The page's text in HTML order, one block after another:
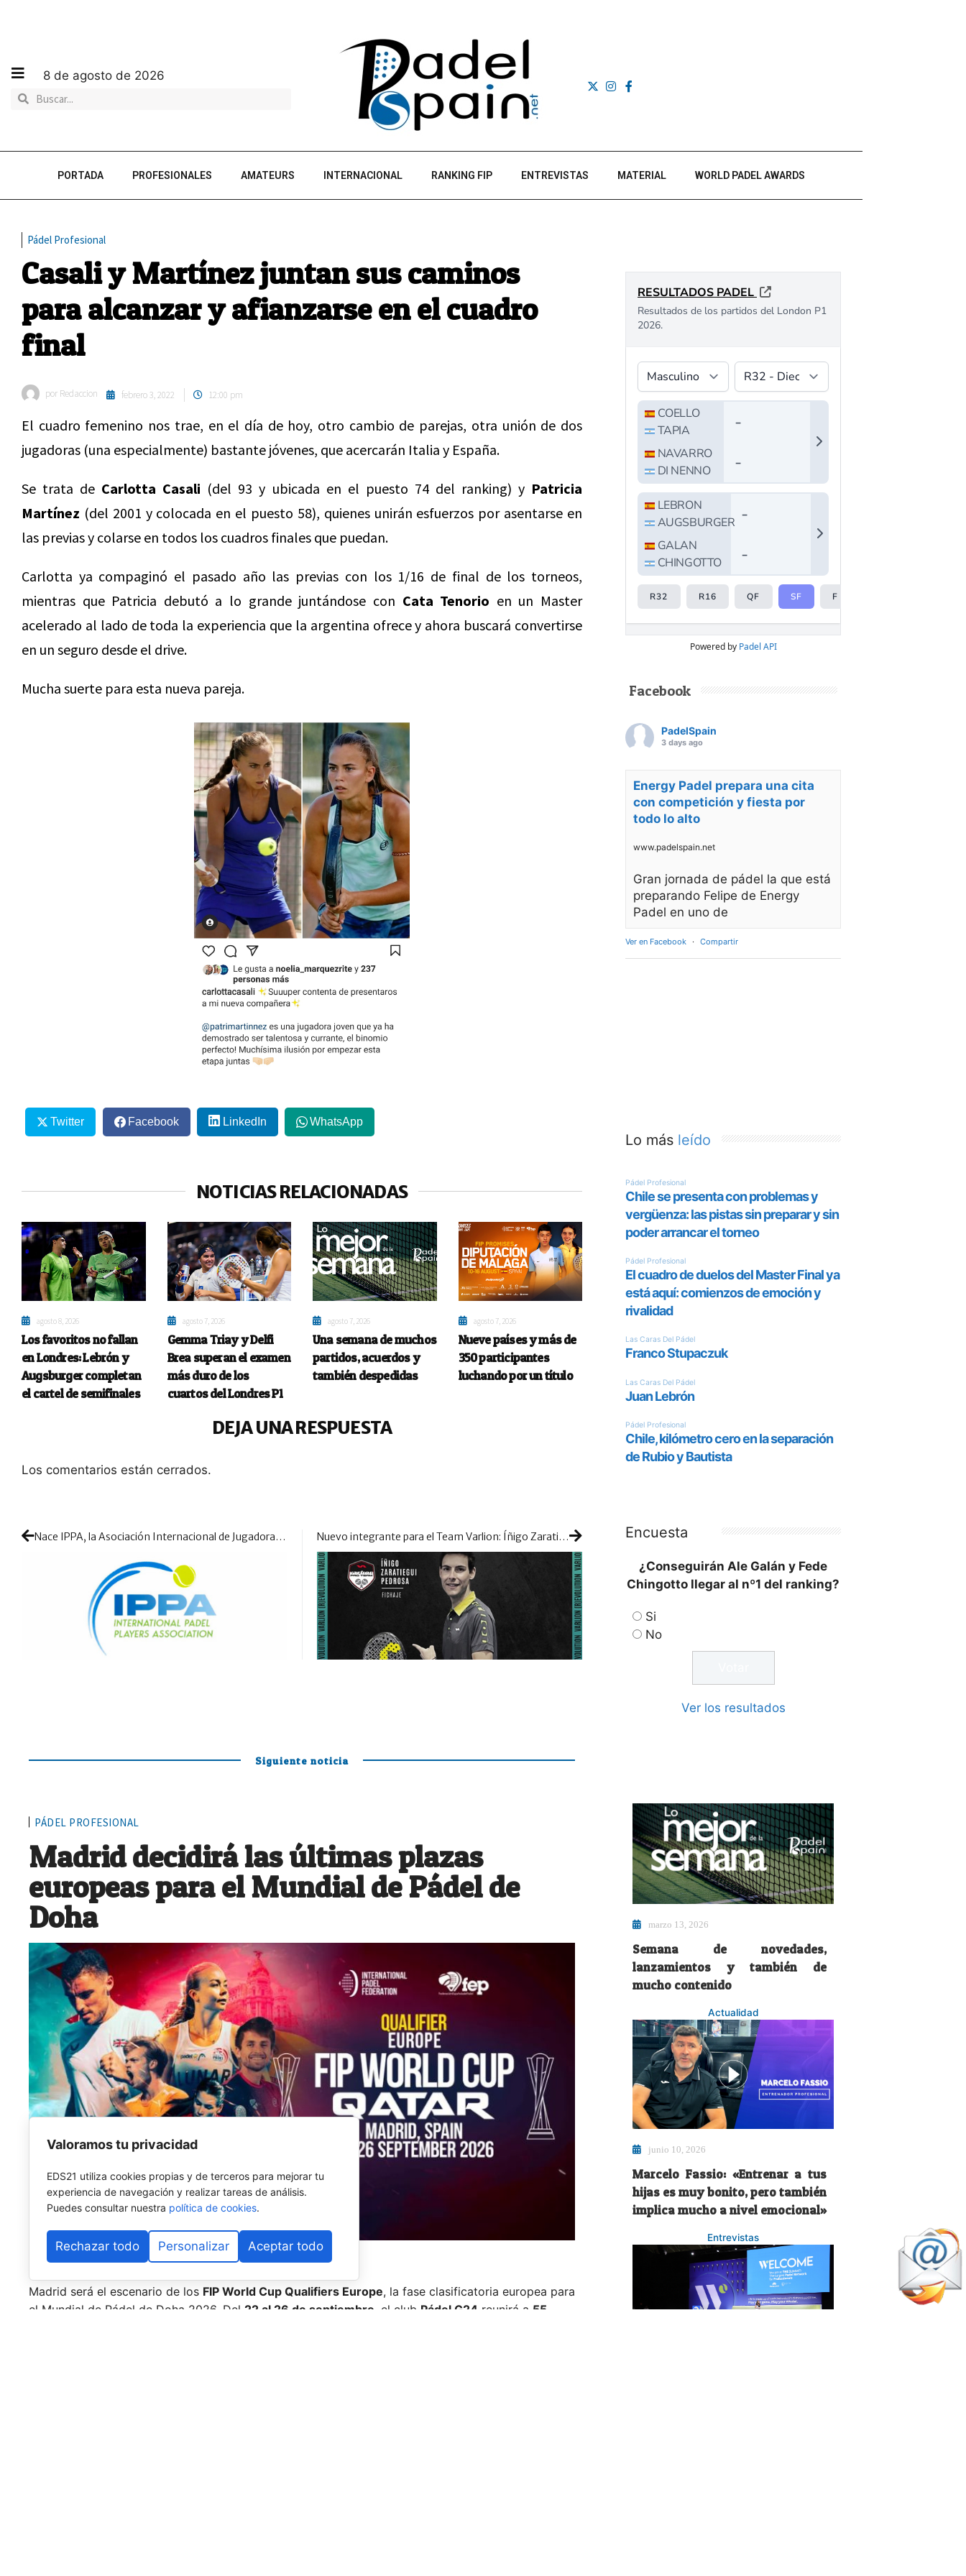
8 de agosto de 2026
PORTADA PROFESIONALES AMATEURS INTERNACIONAL RANKING FIP ENTREVISTAS MATERIAL WORLD PADEL AWARDS
Pádel Profesional
Casali y Martínez juntan sus caminos
para alcanzar y afianzarse en el cuadro
final
por Redaccion febrero 3, 2022 12:00 pm
El cuadro femenino nos trae, en el día de hoy, otro cambio de parejas, otra unión de dos
jugadoras (una especialmente) bastante jóvenes, que acercarán Italia y España.
Se trata de Carlotta Casali (del 93 y ubicada en el puesto 74 del ranking) y Patricia
Martínez (del 2001 y colocada en el puesto 58), quienes unirán esfuerzos por asentarse en
las previas y colarse en todos los cuadros finales que puedan.
Carlotta ya compaginó el pasado año las previas con los 1/16 de final de los torneos,
mientras que Patricia debutó a lo grande juntándose con Cata Tenorio en un Master
acelerado al lado de toda la experiencia que la argentina ofrece y ahora buscará convertirse
en un seguro desde el drive.
Mucha suerte para esta nueva pareja.
Twitter Facebook LinkedIn WhatsApp
NOTICIAS RELACIONADAS
agosto 8, 2026
Los favoritos no fallan
en Londres: Lebrón y
Augsburger completan
el cartel de semifinales
agosto 7, 2026
Gemma Triay y Delfi
Brea superan el examen
más duro de los
cuartos del Londres P1
agosto 7, 2026
Una semana de muchos
partidos, acuerdos y
también despedidas
agosto 7, 2026
Nueve países y más de
350 participantes
luchando por un título
DEJA UNA RESPUESTA
Los comentarios están cerrados.
Nace IPPA, la Asociación Internacional de Jugadoras de Pádel Nuevo integrante para el Team Varlion: Íñigo Zaratiegui refuerza su equipo
Siguiente noticia
PÁDEL PROFESIONAL
Madrid decidirá las últimas plazas
europeas para el Mundial de Pádel de
Doha
Madrid será el escenario de los FIP World Cup Qualifiers Europe, la fase clasificatoria europea para
el Mundial de Pádel de Doha 2026. Del 22 al 26 de septiembre , el club Pádel G24 reunirá a 55
Powered by Padel API
Facebook
PadelSpain
3 days ago
Energy Padel prepara una cita
con competición y fiesta por
todo lo alto
www.padelspain.net
Gran jornada de pádel la que está
preparando Felipe de Energy
Padel en uno de
Ver en Facebook · Compartir
Lo más leído
Encuesta
¿Conseguirán Ale Galán y Fede
Chingotto llegar al nº1 del ranking?
Si
No
Ver los resultados
marzo 13, 2026
Semana de novedades,
lanzamientos y también de
mucho contenido
Actualidad
junio 10, 2026
Marcelo Fassio: «Entrenar a tus
hijas es muy bonito, pero también
implica mucho a nivel emocional»
Entrevistas
Valoramos tu privacidad
EDS21 utiliza cookies propias y de terceros para mejorar tu
experiencia de navegación y realizar tareas de análisis.
Puedes consultar nuestra política de cookies.
Rechazar todo Personalizar Aceptar todo